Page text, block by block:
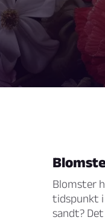
Blomster
tidspunkt i
sandt?